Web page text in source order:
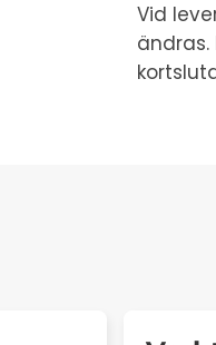
Vid
ändras.